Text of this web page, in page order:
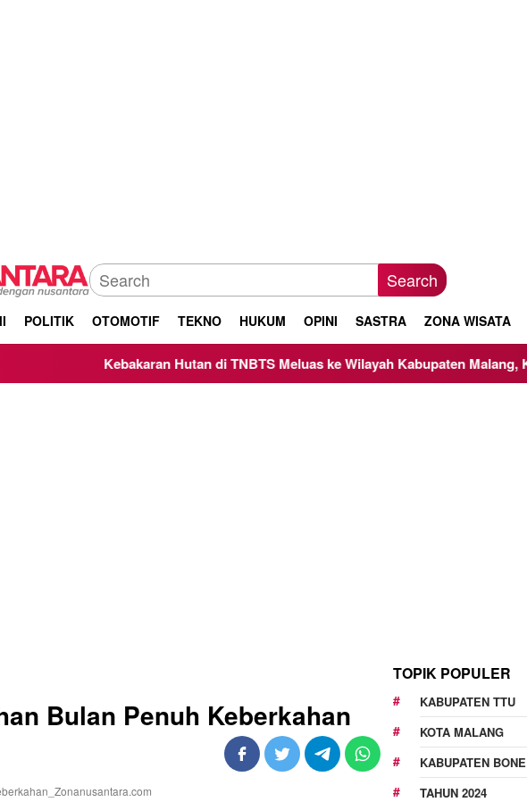
Search
POLITIK OTOMOTIF TEKNO HUKUM OPINI SASTRA ZONA WISATA
Kebakaran Hutan di TNBTS Meluas ke Wilayah Kabupaten Malang, Kepala BNPB
Bulan Penuh Keberkahan
TOPIK POPULER
KABUPATEN TTU
KOTA MALANG
KABUPATEN BONE
TAHUN 2024